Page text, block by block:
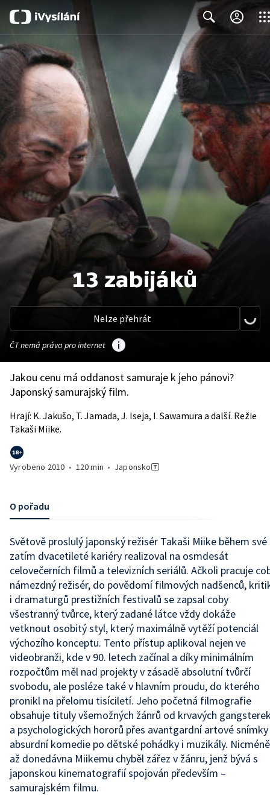
Search
13 zabijáků
Nelze přehrát
ČT nemá práva pro internet
Jakou cenu má oddanost samuraje k jeho pánovi?
Japonský samurajský film.
Hrají: K. Jakušo, T. Jamada, J. Iseja, I. Sawamura a další. Režie
Takaši Miike.
Vyrobeno 2010 • 120 min • Japonsko
O pořadu
Světově proslulý japonský režisér Takaši Miike během své
zatím dvacetileté kariéry realizoval na osmdesát
celovečerních filmů a televizních seriálů. Ačkoli pracuje
námezdný režisér, do povědomí filmových nadšenců,
i dramaturgů prestižních festivalů se zapsal coby
všestranný tvůrce, který zadané látce vždy dokáže
vetknout osobitý styl, který maximálně vytěží potenciál
výchozího konceptu. Tento přístup aplikoval nejen ve
videobranži, kde v 90. letech začínal a díky minimálním
rozpočtům měl nad projekty v zásadě absolutní tvůrčí
svobodu, ale posléze také v hlavním proudu, do kterého
pronikl na přelomu tisíciletí. Jeho početná filmografie
obsahuje tituly všemožných žánrů od krvavých
a psychologických hororů přes avantgardní artové
absurdní komedie po dětské pohádky i muzikály. Nicméně
až donedávna Miikemu chyběl zářez v žánru, jenž bývá s
japonskou kinematografií spojován především –
samurajském filmu.